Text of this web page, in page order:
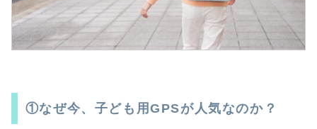
①なぜ今、子ども用GPSが人気なのか？